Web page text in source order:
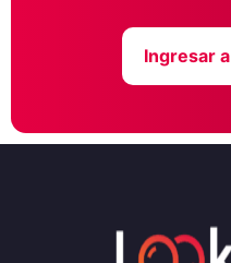
Ingresar